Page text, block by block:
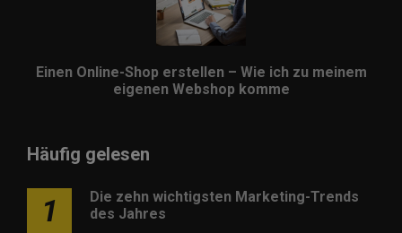
Einen Online-Shop erstellen – Wie ich zu meinem
eigenen Webshop komme
Häufig gelesen
1
Die zehn wichtigsten Marketing-Trends
des Jahres